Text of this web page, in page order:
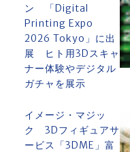
ン 「Digital
Printing Expo
2026 Tokyo」に出
展 ヒト用3Dスキャ
ナー体験やデジタル
ガチャを展示
イメージ・マジッ
ク 3Dフィギュアサ
ービス「3DME」富